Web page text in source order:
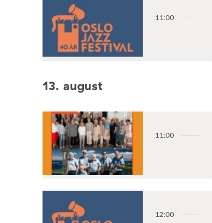
11:00
13. august
11:00
12:00